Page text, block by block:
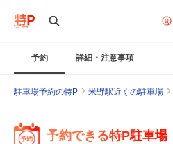
予約 詳細・注意事項
駐車場予約の特P 米野駅近くの駐車場
予約できる特P駐車場